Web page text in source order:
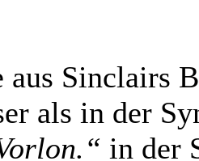
aus Sinclairs
als in der
in der